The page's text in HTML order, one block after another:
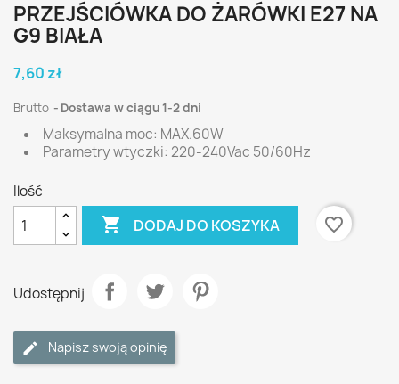
PRZEJŚCIÓWKA DO ŻARÓWKI E27 NA
G9 BIAŁA
7,60 zł
Brutto Dostawa w ciągu 1-2 dni
Maksymalna moc: MAX.60W
Parametry wtyczki: 220-240Vac 50/60Hz
Ilość
 DODAJ DO KOSZYKA favorite_border
Udostępnij
Napisz swoją opinię